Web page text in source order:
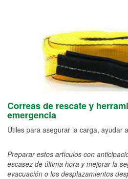
Correas de rescate y
emergencia
Útiles para asegurar la carga, ayudar
Preparar estos artículos con
escasez de última hora y mejorar la
evacuación o los desplazamientos